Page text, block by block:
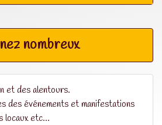
nombreux
et des alentours.
des événements et manifestations
locaux etc…